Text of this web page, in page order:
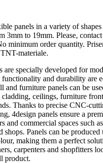
panels in a variety of shapes
3mm to 19mm. Please,
minimum order quantity.
materiale.
are specially developed for
functionality and durability are
and furniture panels can be
ceilings, furniture
Thanks to precise CNC-
4design panels ensure a
and commercial spaces such
shops. Panels can be
making them a perfect
carpenters and shopfitters
product.